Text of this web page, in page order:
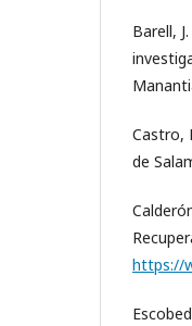
Barell,
Castro,
de
https://